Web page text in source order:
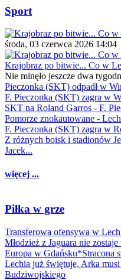
Sport
środa, 03 czerwca 2026 14:04
Krajobraz po bitwie... Co w
Nie minęło jeszcze dwa
Pieczonka (SKT) odpadł w
F. Pieczonka (SKT) zagra w
SKT na Roland Garros - F.
Pomorze znokautowane -
F. Pieczonka (SKT) zagra w
Z różnych boisk i stadionów
Jacek...
więcej ...
Piłka w grze
Transferowa ofensywa w
Młodzież z Jaguara nie
Europa w Gdańsku*Stracona
Lechia już świętuje, Arka
Budziwojskiego